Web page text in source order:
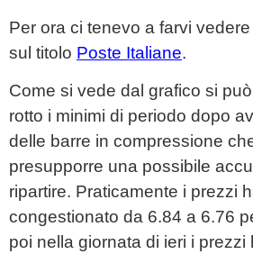
Per ora ci tenevo a farvi
sul titolo Poste Italiane.
Come si vede dal grafico si
rotto i minimi di periodo dopo
delle barre in compressione
presupporre una possibile
ripartire. Praticamente i prezzi
congestionato da 6.84 a 6.76
poi nella giornata di ieri i prezzi